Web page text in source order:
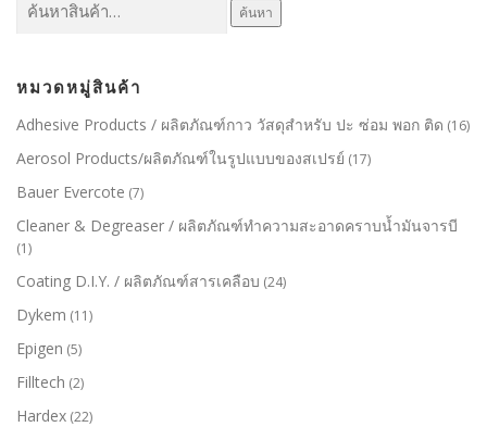
ค้นหา
หมวดหมู่สินค้า
Adhesive Products / ผลิตภัณฑ์กาว วัสดุสำหรับ ปะ ซ่อม พอก ติด (16)
Aerosol Products/ผลิตภัณฑ์ในรูปแบบของสเปรย์ (17)
Bauer Evercote (7)
Cleaner & Degreaser / ผลิตภัณฑ์ทำความสะอาดคราบน้ำมันจารบี
(1)
Coating D.I.Y. / ผลิตภัณฑ์สารเคลือบ (24)
Dykem (11)
Epigen (5)
Filltech (2)
Hardex (22)